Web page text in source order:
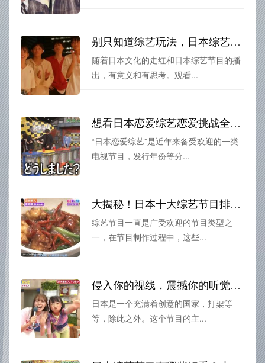
别只知道综艺玩法，日本综艺节目观看，更要深入挖掘
随着日本文化的走红和日本综艺节目的播
出，有意义和有思考。观看...
想看日本恋爱综艺恋爱挑战全集？这些视频网站都有，速速收藏
“日本恋爱综艺”是近年来备受欢迎的一类
电视节目，发行年份等分...
大揭秘！日本十大综艺节目排名榜后台花絮曝光
综艺节目一直是广受欢迎的节目类型之
一，在节目制作过程中，这些...
侵入你的视线，震撼你的听觉——日本街头节目有哪些名字？
日本是一个充满着创意的国家，打架等
等，除此之外。这个节目的主...